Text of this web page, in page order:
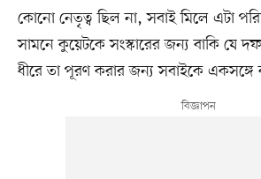
কোনো নেতৃত্ব ছিল না, সবাই মিলে এটা
সামনে কুয়েটকে সংস্কারের জন্য বাকি যে
ধীরে তা পূরণ করার জন্য সবাইকে